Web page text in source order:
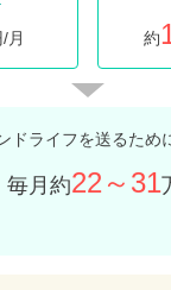
月 約
ドライフを送るため
毎月約22～31